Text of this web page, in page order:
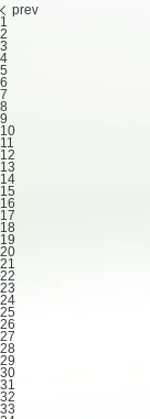
prev
1
2
3
4
5
6
7
8
9
10
11
12
13
14
15
16
17
18
19
20
21
22
23
24
25
26
27
28
29
30
31
32
33